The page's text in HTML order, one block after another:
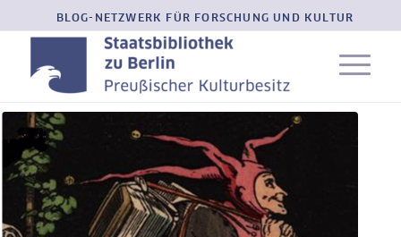
BLOG-NETZWERK FÜR FORSCHUNG UND KULTUR